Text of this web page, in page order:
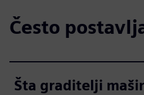
Često
Šta graditelji